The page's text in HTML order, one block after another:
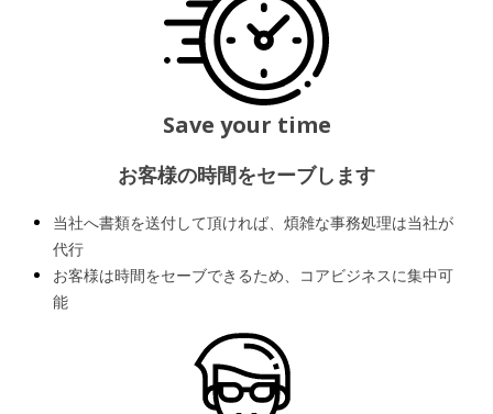
Save your time
お客様の時間をセーブします
当社へ書類を送付して頂ければ、煩雑な事務処理は当社が
代行
お客様は時間をセーブできるため、コアビジネスに集中可
能